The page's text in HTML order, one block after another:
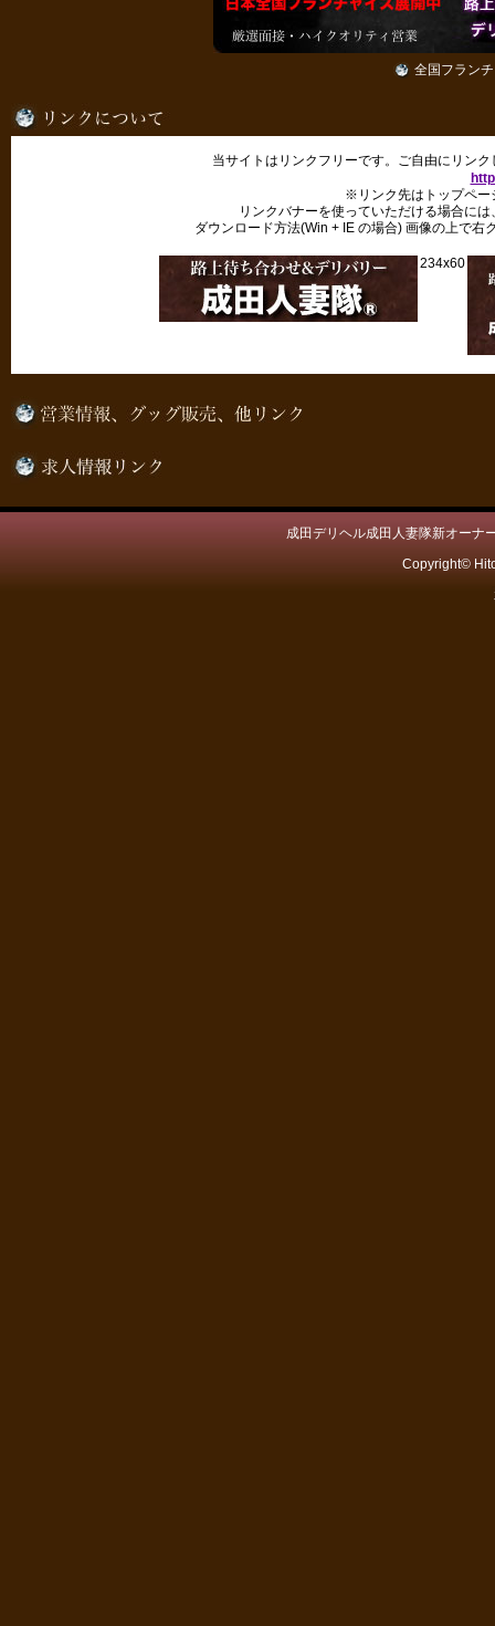
全国フラン
当サイトはリンクフリーです。ご自由にリン
※リンク先はトップペー
リンクバナーを使っていただける場合に
ダウンロード方法(Win + IE の場合) 画像の上で
234x60
成田デリヘル成田人妻隊新オー
Copyright©